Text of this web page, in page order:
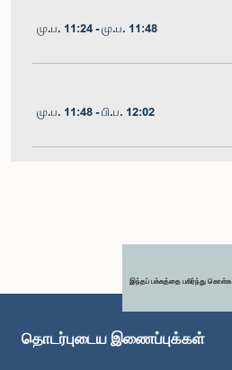
மு.ப. 11:24 - மு.ப. 11:48
மு.ப. 11:48 - பி.ப. 12:02
பி.ப. 12:19 - பி.ப. 12:32இந்தப் பக்கத்தை பகிர்ந்து கொள்க
தொடர்புடைய இணைப்புக்கள்